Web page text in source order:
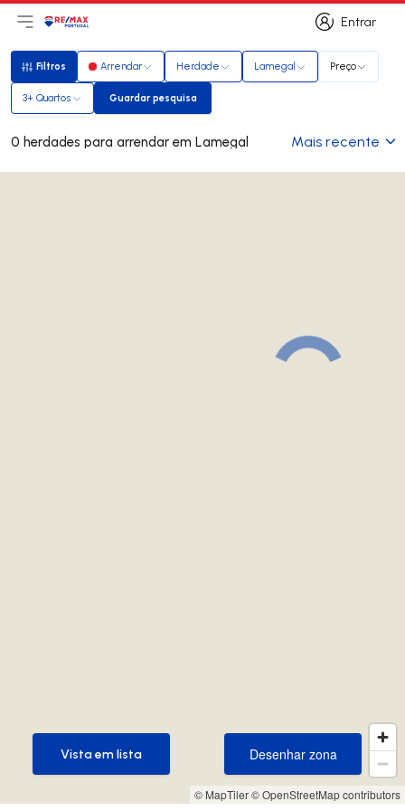
Entrar
Entrar
Abri menu principal
LogoIr para página inicial
Filtros
Filtros Arrendar Herdade Lamegal Preço
3+ Quartos Guardar pesquisa
Guardar pesquisa
0 herdades para arrendar em Lamegal Mais recente
© MapTiler© OpenStreetMap contributors
Desenhar zona
Desenhar zona
Vista em lista
Vista em lista